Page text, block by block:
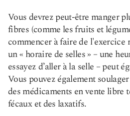
Vous devrez peut-être manger
fibres (comme les fruits et
commencer à faire de l'exercice
un « horaire de selles » – une
essayez d’aller à la selle – peut
Vous pouvez également
des médicaments en vente libre
fécaux et des laxatifs.